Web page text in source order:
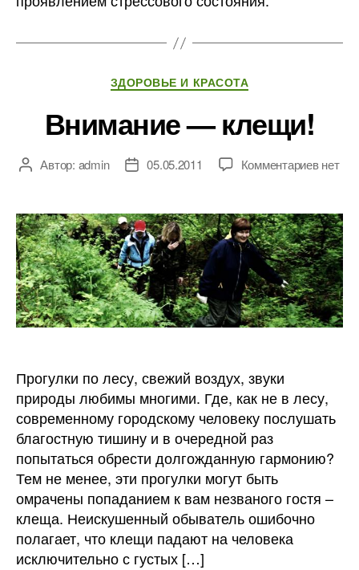
Рубрики
ЗДОРОВЬЕ И КРАСОТА
Внимание — клещи!
АвторАвтор: admin
Дата05.05.2011 Комментариевк
—
клещи!
нет
Прогулки по лесу, свежий воздух, звуки
природы любимы многими. Где, как не в лесу,
современному городскому человеку послушать
благостную тишину и в очередной раз
попытаться обрести долгожданную гармонию?
Тем не менее, эти прогулки могут быть
омрачены попаданием к вам незваного гостя –
клеща. Неискушенный обыватель ошибочно
полагает, что клещи падают на человека
исключительно с густых […]